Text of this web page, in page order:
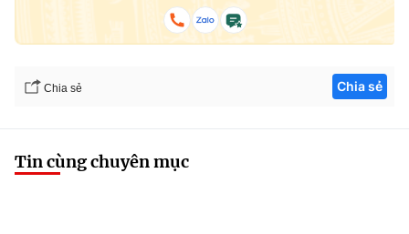
Chia sẻ Chia sẻ
Tin cùng chuyên mục